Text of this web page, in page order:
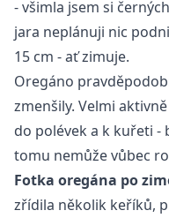
- všimla jsem si
jara neplánuji nic
15 cm - ať zimuje.
Oregáno
zmenšily. Velmi
do polévek a k kuřeti -
tomu nemůže vůbec
Fotka oregána po
zřídila několik keříků,